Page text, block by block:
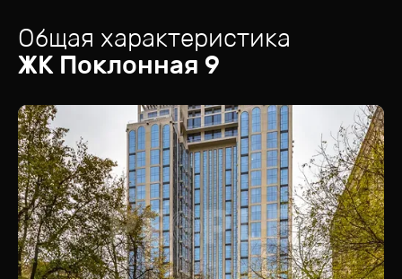
Общая характеристика
ЖК Поклонная 9